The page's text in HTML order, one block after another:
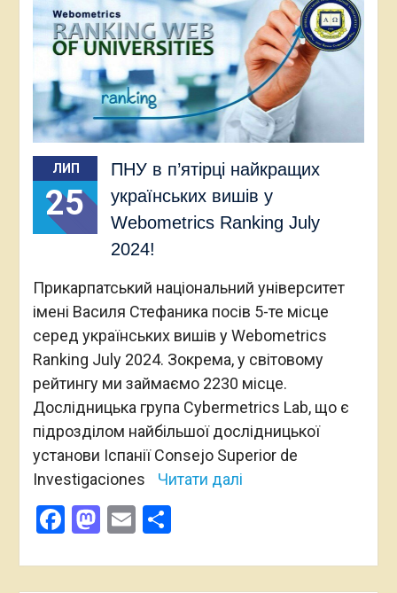
ЛИП
25
ПНУ в п’ятірці найкращих
українських вишів у
Webometrics Ranking July
2024!
Прикарпатський національний університет
імені Василя Стефаника посів 5-те місце
серед українських вишів у Webometrics
Ranking July 2024. Зокрема, у світовому
рейтингу ми займаємо 2230 місце.
Дослідницька група Cybermetrics Lab, що є
підрозділом найбільшої дослідницької
установи Іспанії Consejo Superior de
Investigaciones
Читати далі
Facebook
Mastodon
EmailПоділитися